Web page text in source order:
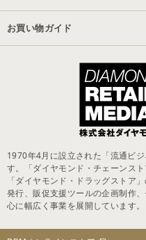
お買い物ガイド
1970年4月に設立された「流通ビ
す。「ダイヤモンド・チェーンス
「ダイヤモンド・ドラッグストア
発行、販促支援ツールの企画制作
心に幅広く事業を展開しています。